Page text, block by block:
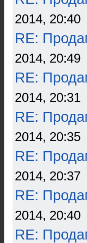
2014, 20:40
RE:
2014, 20:49
RE:
2014, 20:31
RE:
2014, 20:35
RE:
2014, 20:37
RE:
2014, 20:40
RE: